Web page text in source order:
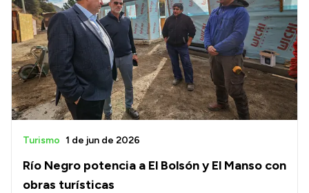
Río Negro potencia a El Bolsón y El Manso con
obras turísticas
Turismo 1 de jun de 2026